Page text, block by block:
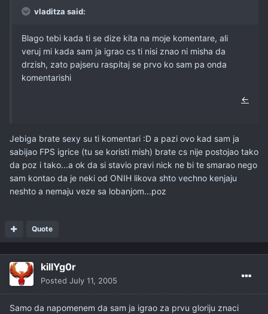
vladitza said:
Blago tebi kada ti se dize kita na moje komentare, ali
veruj mi kada sam ja igrao cs ti nisi znao ni misha da
drzish, zato pajseru raspitaj se prvo ko sam pa onda
komentarishi
←
Jebiga brate sexy su ti komentari :D a pazi ovo kad sam ja
sabijao FPS igrice (tu se koristi mish) brate cs nije postojao tako
da poz i tako...a ok da si stavio pravi nick ne bi te smarao nego
sam kontao da je neki od ONIH likova shto vechno kenjaju
neshto a nemaju veze sa lobanjom...poz
Quote
killYg0r
Posted July 11, 2005
Samo da napomenem da sam ja igrao za prvu gloriju znaci